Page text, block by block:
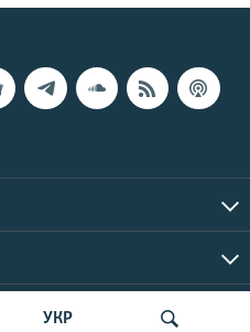
УКР
2026 | Все права защищены.